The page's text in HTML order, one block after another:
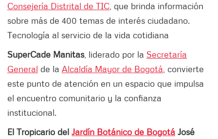
Consejería Distrital de TIC , que brinda información
sobre más de 400 temas de interés ciudadano.
Tecnología al servicio de la vida cotidiana
SuperCade Manitas, liderado por la Secretaría
General de la Alcaldía Mayor de Bogotá , convierte
este punto de atención en un espacio que impulsa
el encuentro comunitario y la confianza
institucional.
El Tropicario del Jardín Botánico de Bogotá José